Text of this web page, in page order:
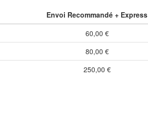
Envoi Recommandé + Express
60,00 €
80,00 €
250,00 €